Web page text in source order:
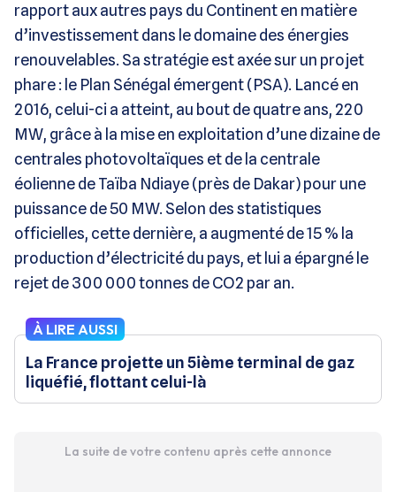
rapport aux autres pays du Continent en matière
d’investissement dans le domaine des énergies
renouvelables. Sa stratégie est axée sur un projet
phare : le Plan Sénégal émergent (PSA). Lancé en
2016, celui-ci a atteint, au bout de quatre ans, 220
MW, grâce à la mise en exploitation d’une dizaine de
centrales photovoltaïques et de la centrale
éolienne de Taïba Ndiaye (près de Dakar) pour une
puissance de 50 MW. Selon des statistiques
officielles, cette dernière, a augmenté de 15 % la
production d’électricité du pays, et lui a épargné le
rejet de 300 000 tonnes de CO2 par an.
À LIRE AUSSI
La France projette un 5ième terminal de gaz
liquéfié, flottant celui-là
La suite de votre contenu après cette annonce